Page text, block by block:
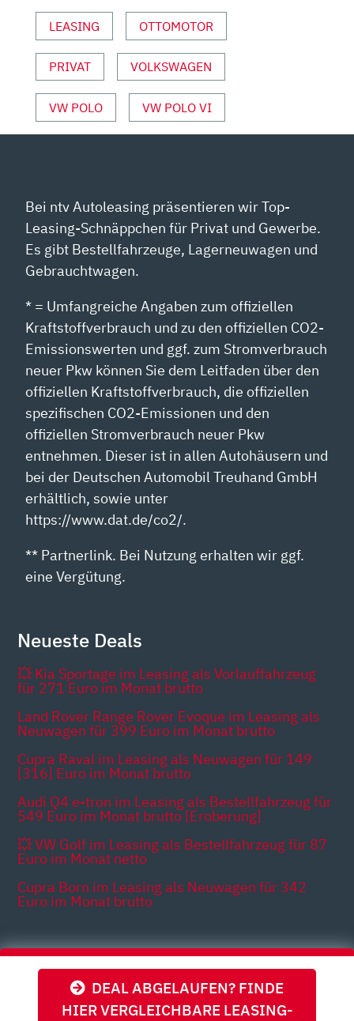
DEAL ABGELAUFEN? FINDE
HIER VERGLEICHBARE LEASING-
UND
SPORT“
YOUTUBE
ANZEIGEN
LEASING OTTOMOTOR
PRIVAT VOLKSWAGEN
VW POLO VW POLO VI
Bei ntv Autoleasing präsentieren wir Top-
Leasing-Schnäppchen für Privat und Gewerbe.
Es gibt Bestellfahrzeuge, Lagerneuwagen und
Gebrauchtwagen.
* = Umfangreiche Angaben zum offiziellen
Kraftstoffverbrauch und zu den offiziellen CO2-
Emissionswerten und ggf. zum Stromverbrauch
neuer Pkw können Sie dem Leitfaden über den
offiziellen Kraftstoffverbrauch, die offiziellen
spezifischen CO2-Emissionen und den
offiziellen Stromverbrauch neuer Pkw
entnehmen. Dieser ist in allen Autohäusern und
bei der Deutschen Automobil Treuhand GmbH
erhältlich, sowie unter
https://www.dat.de/co2/.
** Partnerlink. Bei Nutzung erhalten wir ggf.
eine Vergütung.
Neueste Deals
💥 Kia Sportage im Leasing als Vorlauffahrzeug
für 271 Euro im Monat brutto
Land Rover Range Rover Evoque im Leasing als
Neuwagen für 399 Euro im Monat brutto
Cupra Raval im Leasing als Neuwagen für 149
[316] Euro im Monat brutto
Audi Q4 e-tron im Leasing als Bestellfahrzeug für
549 Euro im Monat brutto [Eroberung]
💥 VW Golf im Leasing als Bestellfahrzeug für 87
Euro im Monat netto
Cupra Born im Leasing als Neuwagen für 342
Euro im Monat brutto